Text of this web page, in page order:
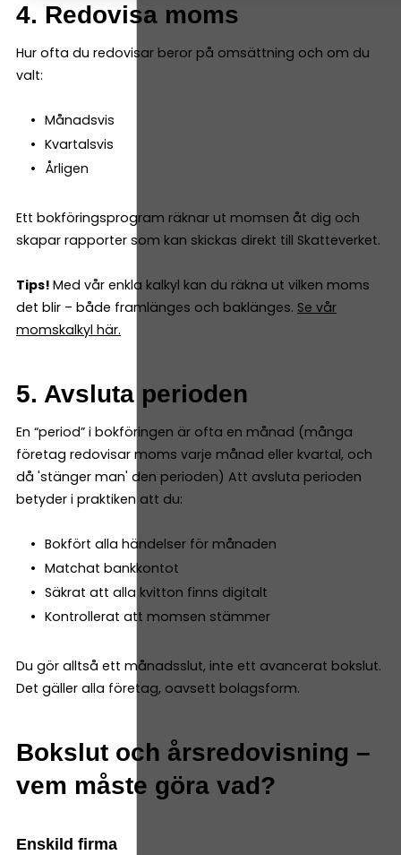
4. Redovisa moms
Hur ofta du redovisar beror på omsättning och om du
valt:
Månadsvis
Kvartalsvis
Årligen
Ett bokföringsprogram räknar ut momsen åt dig och
skapar rapporter som kan skickas direkt till Skatteverket.
Tips! Med vår enkla kalkyl kan du räkna ut vilken moms
det blir – både framlänges och baklänges. Se vår
momskalkyl här.
5. Avsluta perioden
En “period” i bokföringen är ofta en månad (många
företag redovisar moms varje månad eller kvartal, och
då 'stänger man' den perioden) Att avsluta perioden
betyder i praktiken att du:
Bokfört alla händelser för månaden
Matchat bankkontot
Säkrat att alla kvitton finns digitalt
Kontrollerat att momsen stämmer
Du gör alltså ett månadsslut, inte ett avancerat bokslut.
Det gäller alla företag, oavsett bolagsform.
Bokslut och årsredovisning –
vem måste göra vad?
Enskild firma